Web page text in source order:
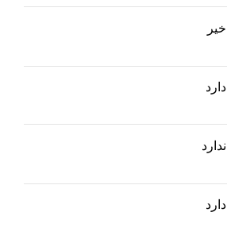
خیر
دارد
ندارد
دارد